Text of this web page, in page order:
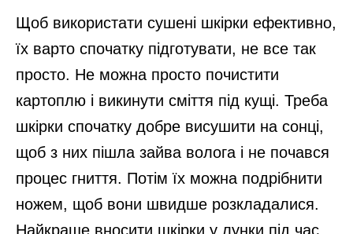
Щоб використати сушені шкірки ефективно,
їх варто спочатку підготувати, не все так
просто. Не можна просто почистити
картоплю і викинути сміття під кущі. Треба
шкірки спочатку добре висушити на сонці,
щоб з них пішла зайва волога і не почався
процес гниття. Потім їх можна подрібнити
ножем, щоб вони швидше розкладалися.
Найкраще вносити шкірки у лунки під час